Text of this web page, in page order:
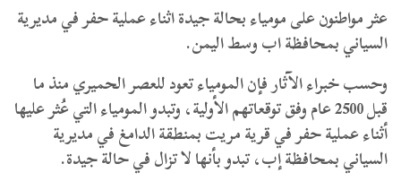
عثر مواطنون على مومياء بحالة جيدة اثناء عملية حفر في مديرية
السياني بمحافظة اب وسط اليمن.
وحسب خبراء الآثار فإن المومياء تعود للعصر الحميري منذ ما
قبل 2500 عام وفق توقعاتهم الأولية، وتبدو المومياء التي عُثر عليها
أثناء عملية حفر في قرية مريت بمنطقة الدامغ في مديرية
السياني بمحافظة إب، تبدو بأنها لا تزال في حالة جيدة.